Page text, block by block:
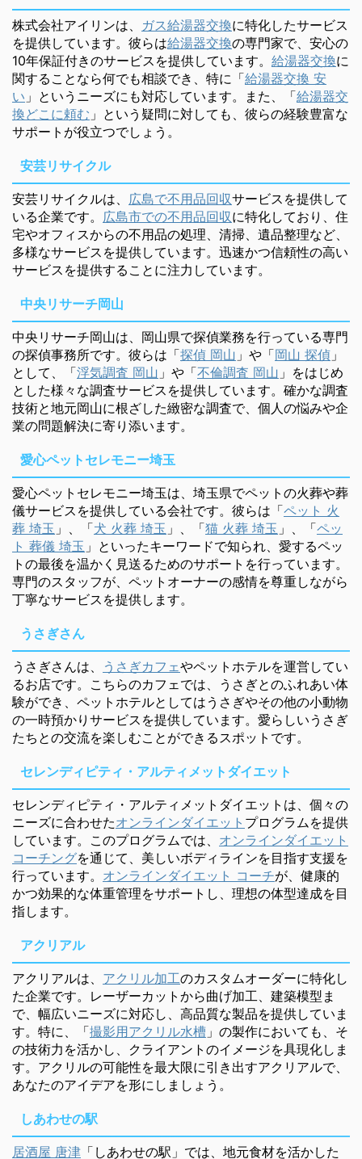
株式会社アイリンは、 ガス給湯器交換に特化したサービス
を提供しています。彼らは給湯器交換の専門家で、安心の
10年保証付きのサービスを提供しています。 給湯器交換に
関することなら何でも相談でき、特に「給湯器交換 安
い 」というニーズにも対応しています。また、「給湯器交
換どこに頼む 」という疑問に対しても、彼らの経験豊富な
サポートが役立つでしょう。
安芸リサイクル
安芸リサイクルは、 広島で不用品回収サービスを提供して
いる企業です。 広島市での不用品回収に特化しており、住
宅やオフィスからの不用品の処理、清掃、遺品整理など、
多様なサービスを提供しています。迅速かつ信頼性の高い
サービスを提供することに注力しています。
中央リサーチ岡山
中央リサーチ岡山は、岡山県で探偵業務を行っている専門
の探偵事務所です。彼らは「探偵 岡山 」や「岡山 探偵 」
として、「浮気調査 岡山 」や「不倫調査 岡山 」をはじめ
とした様々な調査サービスを提供しています。確かな調査
技術と地元岡山に根ざした緻密な調査で、個人の悩みや企
業の問題解決に寄り添います。
愛心ペットセレモニー埼玉
愛心ペットセレモニー埼玉は、埼玉県でペットの火葬や葬
儀サービスを提供している会社です。彼らは「ペット 火
葬 埼玉 」、「犬 火葬 埼玉 」、「猫 火葬 埼玉 」、「ペッ
ト 葬儀 埼玉 」といったキーワードで知られ、愛するペッ
トの最後を温かく見送るためのサポートを行っています。
専門のスタッフが、ペットオーナーの感情を尊重しながら
丁寧なサービスを提供します。
うさぎさん
うさぎさんは、 うさぎカフェやペットホテルを運営してい
るお店です。こちらのカフェでは、うさぎとのふれあい体
験ができ、ペットホテルとしてはうさぎやその他の小動物
の一時預かりサービスを提供しています。愛らしいうさぎ
たちとの交流を楽しむことができるスポットです。
セレンディピティ・アルティメットダイエット
セレンディピティ・アルティメットダイエットは、個々の
ニーズに合わせたオンラインダイエット プログラムを提供
しています。このプログラムでは、 オンラインダイエット
コーチングを通じて、美しいボディラインを目指す支援を
行っています。 オンラインダイエット コーチが、健康的
かつ効果的な体重管理をサポートし、理想の体型達成を目
指します。
アクリアル
アクリアルは、 アクリル加工のカスタムオーダーに特化し
た企業です。レーザーカットから曲げ加工、建築模型ま
で、幅広いニーズに対応し、高品質な製品を提供していま
す。特に、「撮影用アクリル水槽 」の製作においても、そ
の技術力を活かし、クライアントのイメージを具現化しま
す。アクリルの可能性を最大限に引き出すアクリアルで、
あなたのアイデアを形にしましょう。
しあわせの駅
居酒屋 唐津 「しあわせの駅」では、地元食材を活かした